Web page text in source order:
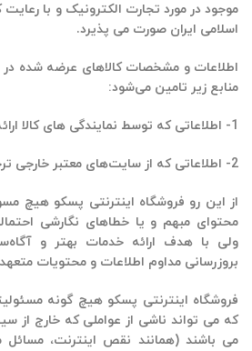
موجود در مورد تجارت الکترونیک و با
اسلامی ایران صورت می پذیرد.
اطلاعات و مشخصات کالاهای عرضه شده در
منابع زیر تامین می‌شود:
1- اطلاعاتی که توسط نمایندگی های کالا ارائه می‌شوند.
2- اطلاعاتی که از سایت‌های معتبر خارجی ترجمه می‌شوند.
از این رو فروشگاه اینترنتی پسکو هیچ
محتوای مبهم و یا خطاهای نگارشی
ولی با هدف ارائه خدمات بهتر و
بروزرسانی مداوم اطلاعات و محتویات
فروشگاه اینترنتی پسکو هیچ گونه
که می تواند ناشى از عواملی که خارج از
می باشند (همانند نقص اینترنت، مسائل